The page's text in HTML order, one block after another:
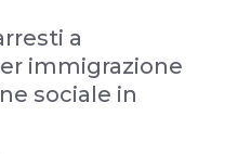
a
immigrazione
sociale in